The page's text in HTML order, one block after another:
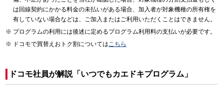
は回線契約にかかる料金の未払いがある場合、加入者が対象機種の所有権を
有していない場合などは、ご加入またはご利用いただくことはできません。
プログラムの利用には後述に定めるプログラム利用料の支払いが必要です。
ドコモで買替えおトク割についてはこちら
ドコモ社員が解説「いつでもカエドキプログラム」